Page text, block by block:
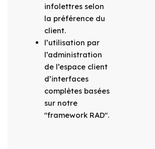
infolettres selon
la préférence du
client.
l’utilisation par
l’administration
de l’espace client
d’interfaces
complètes basées
sur notre
"framework RAD".